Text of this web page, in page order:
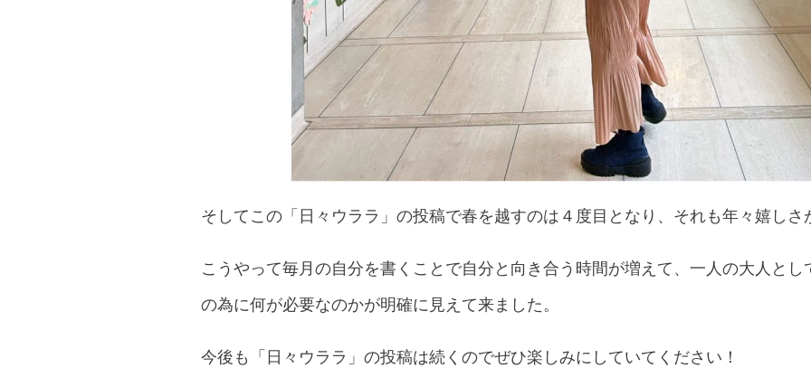
そしてこの「日々ウララ」の投稿で春を越すのは４度目となり、それも年々嬉しさ
こうやって毎月の自分を書くことで自分と向き合う時間が増えて、一人の大人と
の為に何が必要なのかが明確に見えて来ました。
今後も「日々ウララ」の投稿は続くのでぜひ楽しみにしていてください！